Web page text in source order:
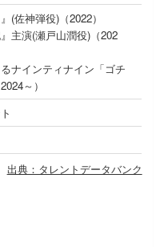
(佐神弾役)（2022）
主演(瀬戸山潤役)（202
ナインティナイン「ゴチ
～）
出典：タレントデータバンク